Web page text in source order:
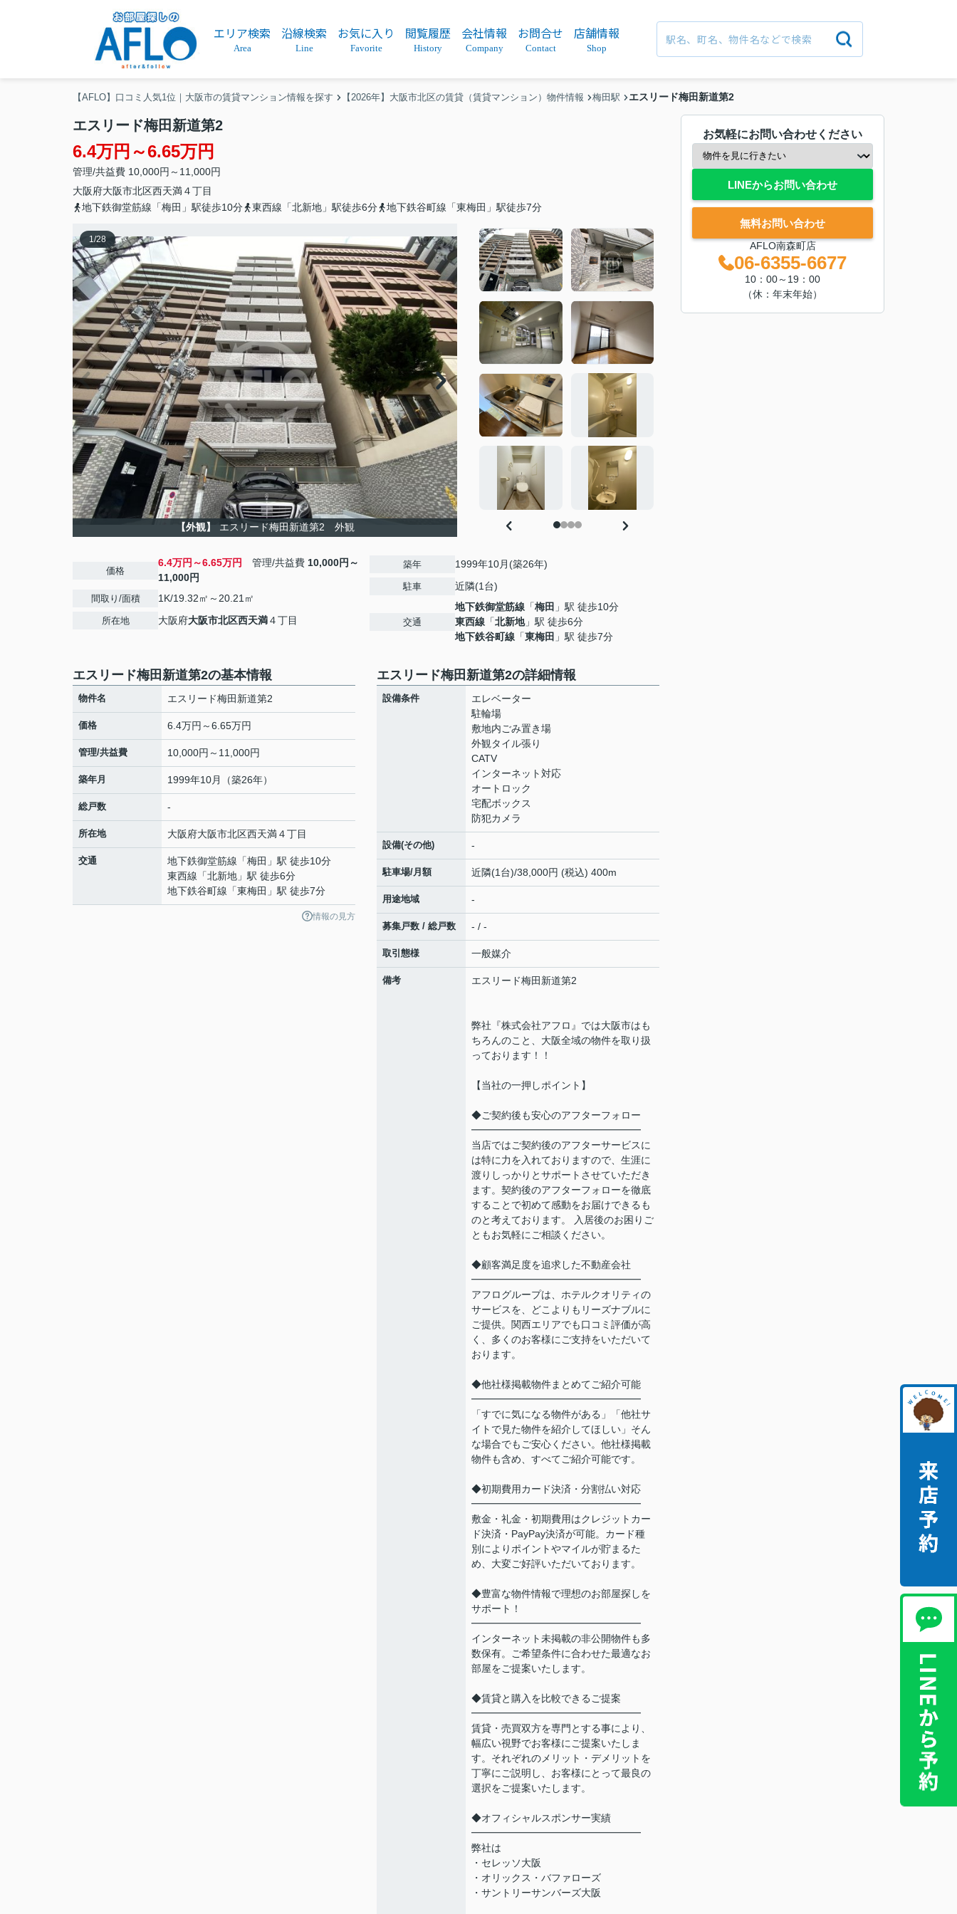
エリア検索
Area
沿線検索
Line
お気に入り
Favorite
閲覧履歴
History
会社情報
Company
お問合せ
Contact
店舗情報
Shop
【AFLO】口コミ人気1位｜大阪市の賃貸マンション情報を探す 【2026年】大阪市北区の賃貸（賃貸マンション）物件情報 梅田駅 エスリード梅田新道第2
エスリード梅田新道第2
6.4万円～6.65万円
管理/共益費 10,000円～11,000円
大阪府大阪市北区西天満４丁目
地下鉄御堂筋線「梅田」駅徒歩10分
東西線「北新地」駅徒歩6分 地下鉄谷町線「東梅田」駅徒歩7分
1/28
【外観】 エスリード梅田新道第2 外観
価格
6.4万円～6.65万円 管理/共益費 10,000円～
11,000円
間取り/面積 1K/19.32㎡～20.21㎡
所在地 大阪府大阪市北区西天満４丁目
築年 1999年10月(築26年)
駐車 近隣(1台)
交通
地下鉄御堂筋線 「梅田 」駅 徒歩10分
東西線 「北新地」駅 徒歩6分
地下鉄谷町線 「東梅田 」駅 徒歩7分
エスリード梅田新道第2の基本情報
物件名 エスリード梅田新道第2
価格 6.4万円～6.65万円
管理/共益費 10,000円～11,000円
築年月 1999年10月（築26年）
総戸数 -
所在地 大阪府大阪市北区西天満４丁目
交通 地下鉄御堂筋線 「梅田 」駅 徒歩10分
東西線 「北新地 」駅 徒歩6分
地下鉄谷町線 「東梅田 」駅 徒歩7分
情報の見方
エスリード梅田新道第2の詳細情報
設備条件
エレベーター
駐輪場
敷地内ごみ置き場
外観タイル張り
CATV
インターネット対応
オートロック
宅配ボックス
防犯カメラ
設備(その他) -
駐車場/月額 近隣(1台)/38,000円 (税込) 400m
用途地域 -
募集戸数 / 総戸数 - / -
取引態様 一般媒介
備考 エスリード梅田新道第2
弊社『株式会社アフロ』では大阪市はも
ちろんのこと、大阪全域の物件を取り扱
っております！！
【当社の一押しポイント】
◆ご契約後も安心のアフターフォロー
━━━━━━━━━━━━━━━━━
当店ではご契約後のアフターサービスに
は特に力を入れておりますので、生涯に
渡りしっかりとサポートさせていただき
ます。契約後のアフターフォローを徹底
することで初めて感動をお届けできるも
のと考えております。 入居後のお困りご
ともお気軽にご相談ください。
◆顧客満足度を追求した不動産会社
━━━━━━━━━━━━━━━━━
アフログループは、ホテルクオリティの
サービスを、どこよりもリーズナブルに
ご提供。関西エリアでも口コミ評価が高
く、多くのお客様にご支持をいただいて
おります。
◆他社様掲載物件まとめてご紹介可能
━━━━━━━━━━━━━━━━━
「すでに気になる物件がある」「他社サ
イトで見た物件を紹介してほしい」そん
な場合でもご安心ください。他社様掲載
物件も含め、すべてご紹介可能です。
◆初期費用カード決済・分割払い対応
━━━━━━━━━━━━━━━━━
敷金・礼金・初期費用はクレジットカー
ド決済・PayPay決済が可能。カード種
別によりポイントやマイルが貯まるた
め、大変ご好評いただいております。
◆豊富な物件情報で理想のお部屋探しを
サポート！
━━━━━━━━━━━━━━━━━
インターネット未掲載の非公開物件も多
数保有。ご希望条件に合わせた最適なお
部屋をご提案いたします。
◆賃貸と購入を比較できるご提案
━━━━━━━━━━━━━━━━━
賃貸・売買双方を専門とする事により、
幅広い視野でお客様にご提案いたしま
す。それぞれのメリット・デメリットを
丁寧にご説明し、お客様にとって最良の
選択をご提案いたします。
◆オフィシャルスポンサー実績
━━━━━━━━━━━━━━━━━
弊社は
・セレッソ大阪
・オリックス・バファローズ
・サントリーサンバーズ大阪
お気軽にお問い合わせください
LINEからお問い合わせ
無料お問い合わせ
AFLO南森町店
06-6355-6677
10：00～19：00
（休：年末年始）